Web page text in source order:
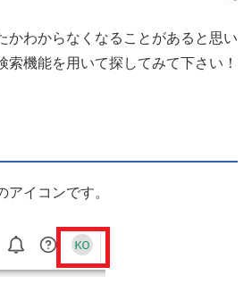
かわからなくなることがあると思い
索機能を用いて探してみて下さい！
イコンです。